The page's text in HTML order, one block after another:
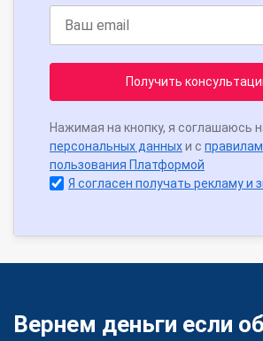
Получить
Нажимая на кнопку, я соглашаюсь
персональных данныхи с
пользования Платформой
Я согласен получать рекламу и
Вернем деньги если